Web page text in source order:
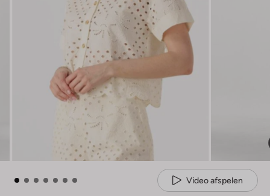
Video afspelen